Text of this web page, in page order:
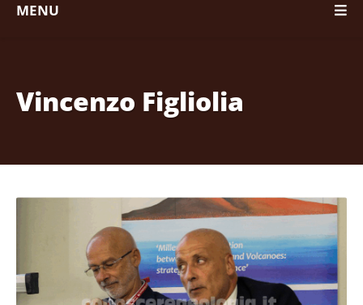
MENU
Vincenzo Figliolia